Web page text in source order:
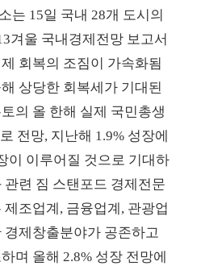
는 15일 국내 28개 도시의
겨울 국내경제전망 보고서
회복의 조짐이 가속화됨
상당한 회복세가 기대된
의 올 한해 실제 국민총생
전망, 지난해 1.9% 성장에
이 이루어질 것으로 기대하
련 짐 스탠포드 경제전문
조업계, 금융업계, 관광업
경제창출분야가 공존하고
며 올해 2.8% 성장 전망에